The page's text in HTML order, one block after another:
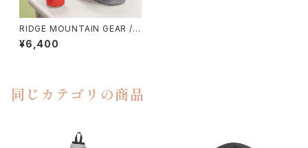
RIDGE MOUNTAIN GEAR / S
TUFF SACK
¥6,400
同じカテゴリの商品